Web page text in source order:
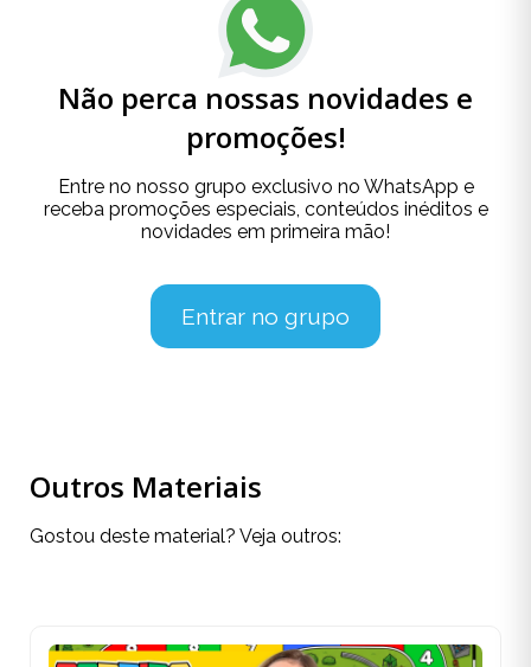
Não perca nossas novidades e
promoções!
Entre no nosso grupo exclusivo no WhatsApp e
receba promoções especiais, conteúdos inéditos e
novidades em primeira mão!
Entrar no grupo
Outros Materiais
Gostou deste material? Veja outros: